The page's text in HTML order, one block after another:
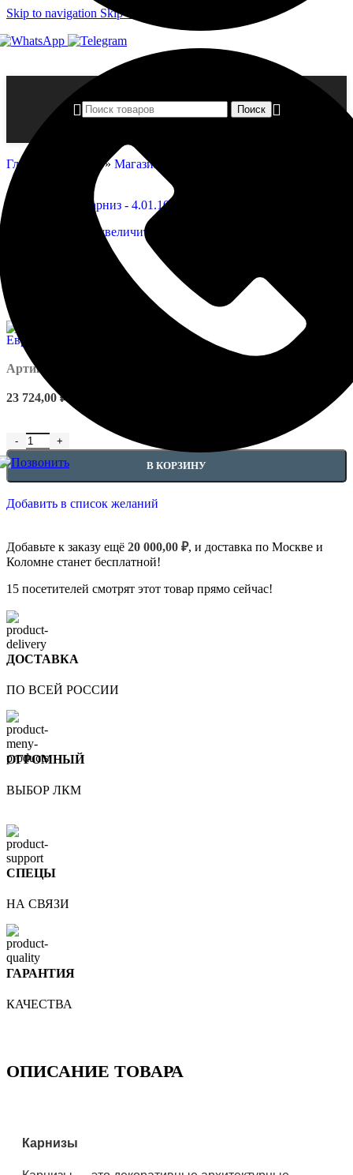
Skip to navigation Skip to main content
Поиск
Главная страница » Магазин
Нажмите, чтобы увеличить
Артикул:
23 724,00₽
В КОРЗИНУ
Добавить в список желаний
Добавьте к заказу ещё 20 000,00 ₽, и доставка по Москве и
Коломне станет бесплатной!
15 посетителей смотрят этот товар прямо сейчас!
ДОСТАВКА
ПО ВСЕЙ РОССИИ
ОГРОМНЫЙ
ВЫБОР ЛКМ
СПЕЦЫ
НА СВЯЗИ
ГАРАНТИЯ
КАЧЕСТВА
ОПИСАНИЕ ТОВАРА
Карнизы